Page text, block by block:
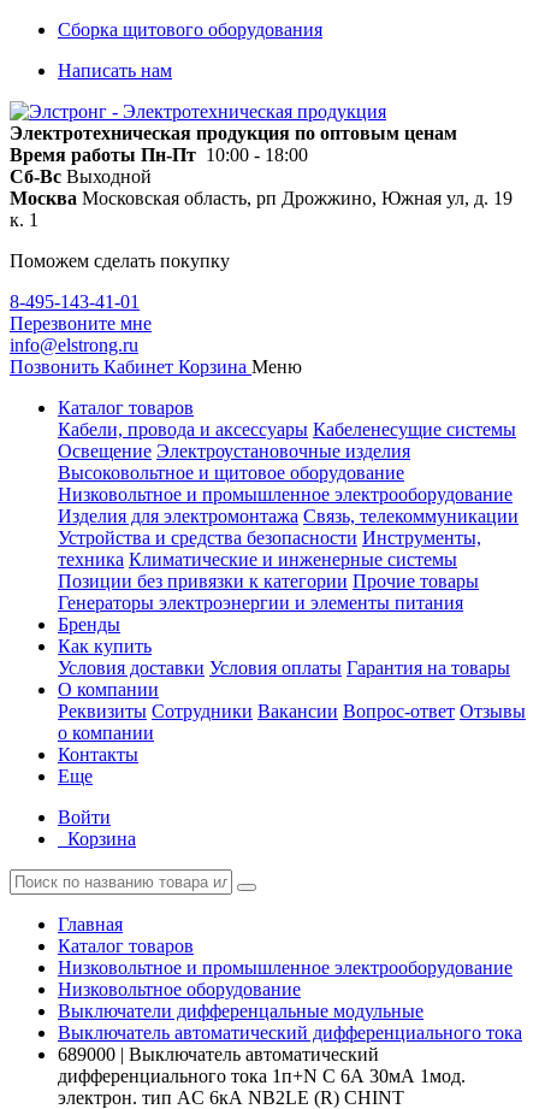
Сборка щитового оборудования
Написать нам
Электротехническая продукция по оптовым ценам
Время работы Пн-Пт 10:00 - 18:00
Сб-Вс Выходной
Москва Московская область, рп Дрожжино, Южная ул, д. 19
к. 1
Поможем сделать покупку
8-495-143-41-01
Перезвоните мне
info@elstrong.ru
Позвонить Кабинет Корзина Меню
Каталог товаров
Кабели, провода и аксессуары Кабеленесущие системы
Освещение Электроустановочные изделия
Высоковольтное и щитовое оборудование
Низковольтное и промышленное электрооборудование
Изделия для электромонтажа Связь, телекоммуникации
Устройства и средства безопасности Инструменты,
техника Климатические и инженерные системы
Позиции без привязки к категории Прочие товары
Генераторы электроэнергии и элементы питания
Бренды
Как купить
Условия доставки Условия оплаты Гарантия на товары
О компании
Реквизиты Сотрудники Вакансии Вопрос-ответ Отзывы
о компании
Контакты
Еще
Войти
Корзина
Главная
Каталог товаров
Низковольтное и промышленное электрооборудование
Низковольтное оборудование
Выключатели дифференцальные модульные
Выключатель автоматический дифференциального тока
689000 | Выключатель автоматический
дифференциального тока 1п+N C 6А 30мА 1мод.
электрон. тип AC 6кА NB2LE (R) CHINT